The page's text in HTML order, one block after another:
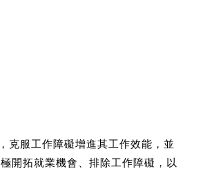
克服工作障礙增進其工作效能，並
開拓就業機會、排除工作障礙，以